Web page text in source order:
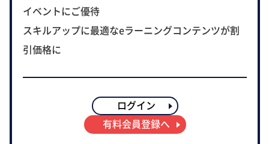
イベントにご優待
スキルアップに最適なeラーニングコンテンツが割
引価格に
ログイン
有料会員登録へ